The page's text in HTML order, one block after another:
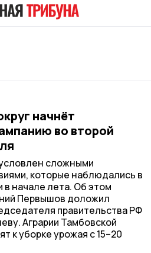
начнёт
во второй
сложными
которые наблюдались в
в начале лета. Об этом
Первышов доложил
правительства РФ
Аграрии Тамбовской
к уборке урожая с 15–20